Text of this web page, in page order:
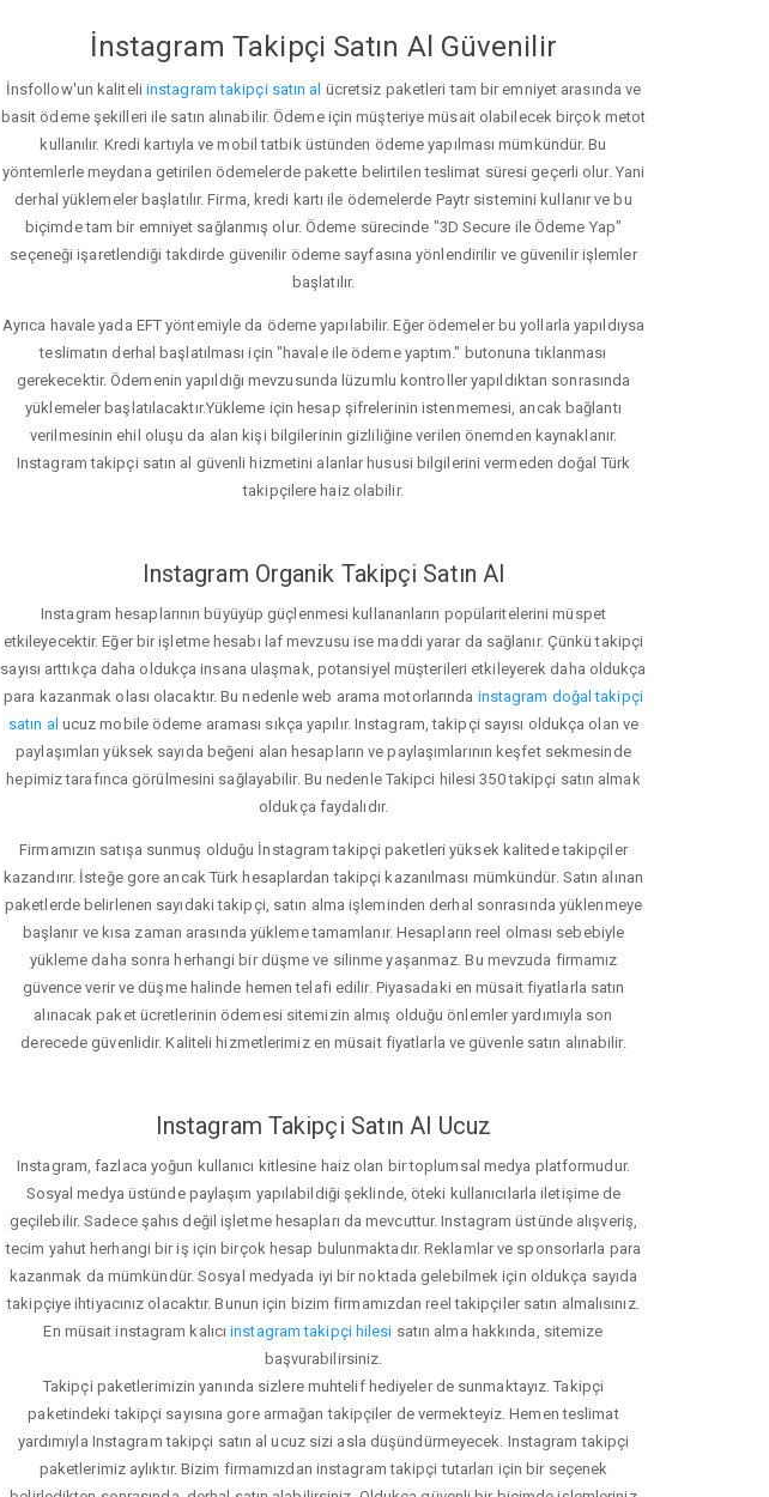
İnstagram Takipçi Satın Al Güvenilir
İnsfollow'un kaliteli instagram takipçi satın al ücretsiz paketleri tam bir emniyet arasında ve
basit ödeme şekilleri ile satın alınabilir. Ödeme için müşteriye müsait olabilecek birçok metot
kullanılır. Kredi kartıyla ve mobil tatbik üstünden ödeme yapılması mümkündür. Bu
yöntemlerle meydana getirilen ödemelerde pakette belirtilen teslimat süresi geçerli olur. Yani
derhal yüklemeler başlatılır. Firma, kredi kartı ile ödemelerde Paytr sistemini kullanır ve bu
biçimde tam bir emniyet sağlanmış olur. Ödeme sürecinde "3D Secure ile Ödeme Yap"
seçeneği işaretlendiği takdirde güvenilir ödeme sayfasına yönlendirilir ve güvenilir işlemler
başlatılır.
Ayrıca havale yada EFT yöntemiyle da ödeme yapılabilir. Eğer ödemeler bu yollarla yapıldıysa
teslimatın derhal başlatılması için "havale ile ödeme yaptım." butonuna tıklanması
gerekecektir. Ödemenin yapıldığı mevzusunda lüzumlu kontroller yapıldıktan sonrasında
yüklemeler başlatılacaktır.Yükleme için hesap şifrelerinin istenmemesi, ancak bağlantı
verilmesinin ehil oluşu da alan kişi bilgilerinin gizliliğine verilen önemden kaynaklanır.
Instagram takipçi satın al güvenli hizmetini alanlar hususi bilgilerini vermeden doğal Türk
takipçilere haiz olabilir.
Instagram Organik Takipçi Satın Al
Instagram hesaplarının büyüyüp güçlenmesi kullananların popülaritelerini müspet
etkileyecektir. Eğer bir işletme hesabı laf mevzusu ise maddi yarar da sağlanır. Çünkü takipçi
sayısı arttıkça daha oldukça insana ulaşmak, potansiyel müşterileri etkileyerek daha oldukça
para kazanmak olası olacaktır. Bu nedenle web arama motorlarında instagram doğal takipçi
satın al ucuz mobile ödeme araması sıkça yapılır. Instagram, takipçi sayısı oldukça olan ve
paylaşımları yüksek sayıda beğeni alan hesapların ve paylaşımlarının keşfet sekmesinde
hepimiz tarafınca görülmesini sağlayabilir. Bu nedenle Takipci hilesi 350 takipçi satın almak
oldukça faydalıdır.
Firmamızın satışa sunmuş olduğu İnstagram takipçi paketleri yüksek kalitede takipçiler
kazandırır. İsteğe gore ancak Türk hesaplardan takipçi kazanılması mümkündür. Satın alınan
paketlerde belirlenen sayıdaki takipçi, satın alma işleminden derhal sonrasında yüklenmeye
başlanır ve kısa zaman arasında yükleme tamamlanır. Hesapların reel olması sebebiyle
yükleme daha sonra herhangi bir düşme ve silinme yaşanmaz. Bu mevzuda firmamız
güvence verir ve düşme halinde hemen telafi edilir. Piyasadaki en müsait fiyatlarla satın
alınacak paket ücretlerinin ödemesi sitemizin almış olduğu önlemler yardımıyla son
derecede güvenlidir. Kaliteli hizmetlerimiz en müsait fiyatlarla ve güvenle satın alınabilir.
Instagram Takipçi Satın Al Ucuz
Instagram, fazlaca yoğun kullanıcı kitlesine haiz olan bir toplumsal medya platformudur.
Sosyal medya üstünde paylaşım yapılabildiği şeklinde, öteki kullanıcılarla iletişime de
geçilebilir. Sadece şahıs değil işletme hesapları da mevcuttur. Instagram üstünde alışveriş,
tecim yahut herhangi bir iş için birçok hesap bulunmaktadır. Reklamlar ve sponsorlarla para
kazanmak da mümkündür. Sosyal medyada iyi bir noktada gelebilmek için oldukça sayıda
takipçiye ihtiyacınız olacaktır. Bunun için bizim firmamızdan reel takipçiler satın almalısınız.
En müsait instagram kalıcıinstagram takipçi hilesi satın alma hakkında, sitemize
başvurabilirsiniz.
Takipçi paketlerimizin yanında sizlere muhtelif hediyeler de sunmaktayız. Takipçi
paketindeki takipçi sayısına gore armağan takipçiler de vermekteyiz. Hemen teslimat
yardımıyla Instagram takipçi satın al ucuz sizi asla düşündürmeyecek. Instagram takipçi
paketlerimiz aylıktır. Bizim firmamızdan instagram takipçi tutarları için bir seçenek